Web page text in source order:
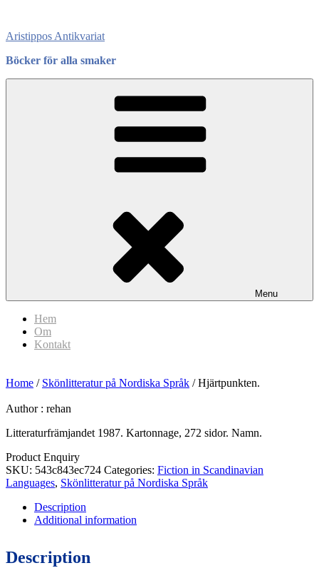
content
Aristippos Antikvariat
Böcker för alla smaker
Menu
Hem
Om
Kontakt
Home / Skönlitteratur på Nordiska Språk / Hjärtpunkten.
Author : rehan
Litteraturfrämjandet 1987. Kartonnage, 272 sidor. Namn.
Product Enquiry
SKU: 543c843ec724 Categories: Fiction in Scandinavian
Languages, Skönlitteratur på Nordiska Språk
Description
Additional information
Description